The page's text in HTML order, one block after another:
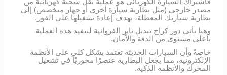
مصدر خارجي (مثل بطارية سيارة أخرى أو جهاز متخصص) إلى
بطارية سيارتك المعطلة، بهدف إعادة تشغيلها على الفور.
وهنا يأتي دور كراج تبديل تاير الفروانية لتنفيذ هذه العملية
بأعلى مستوى من الدقة والأمان.
خاصةً وأن السيارات الحديثة تعتمد بشكل كلي على الأنظمة
الإلكترونية، مما يجعل البطارية عنصرًا محوريًا في تشغيل
المحرك والأنظمة الذكية.